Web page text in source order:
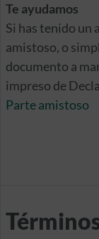
Te ayudamos
Si has tenido un
amistoso, o
documento a
impreso de
Parte amistoso